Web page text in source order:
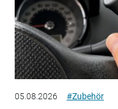
05.08.2026 #Zubehör